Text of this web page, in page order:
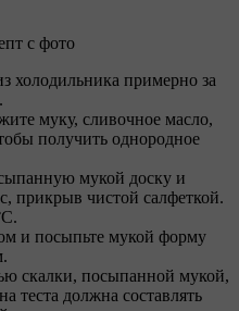
холодильника примерно за
муку, сливочное масло,
получить однородное
мукой доску и
прикрыв чистой салфеткой.
и посыпьте мукой форму
скалки, посыпанной мукой,
теста должна составлять